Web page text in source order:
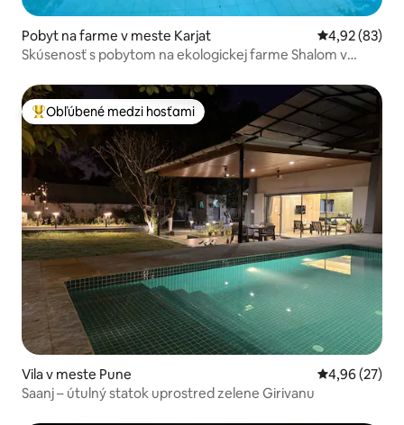
Pobyt na farme v meste Karjat Priemerné
4,92 (83)
Skúsenosť s pobytom na ekologickej farme Shalom v
Najobľúbenejšie medzi hosťami
Obľúbené medzi hosťami
Vila v meste Pune Priemerné
4,96 (27)
Saanj – útulný statok uprostred zelene Girivanu